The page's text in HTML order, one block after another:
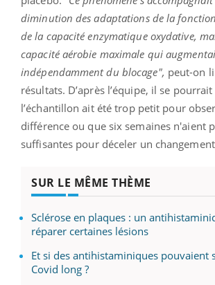
diminution des adaptations de la
de la capacité enzymatique oxydative,
capacité aérobie maximale qui
indépendamment du blocage", peut-on
résultats. D’après l’équipe, il se
l’échantillon ait été trop petit pour
différence ou que six semaines n'aient
suffisantes pour déceler un
SUR LE MÊME THÈME
Sclérose en plaques : un
réparer certaines lésions
Et si des antihistaminiques pouvaient
Covid long ?